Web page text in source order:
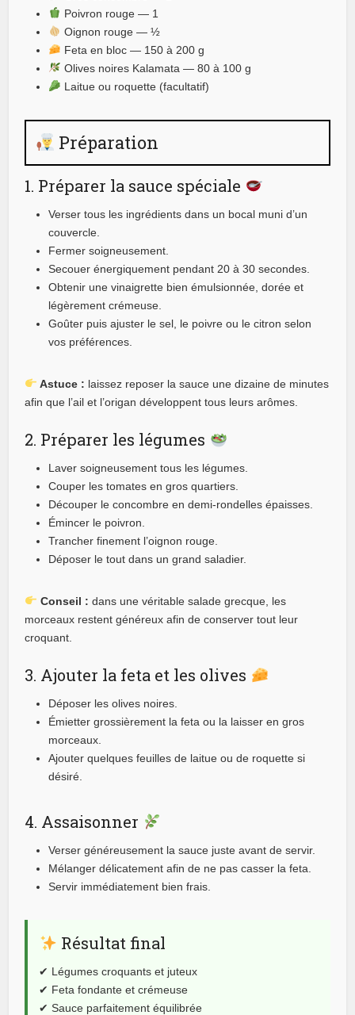
Poivron rouge — 1
Oignon rouge — ½
Feta en bloc — 150 à 200 g
Olives noires Kalamata — 80 à 100 g
Laitue ou roquette (facultatif)
Préparation
1. Préparer la sauce spéciale
Verser tous les ingrédients dans un bocal muni d’un
couvercle.
Fermer soigneusement.
Secouer énergiquement pendant 20 à 30 secondes.
Obtenir une vinaigrette bien émulsionnée, dorée et
légèrement crémeuse.
Goûter puis ajuster le sel, le poivre ou le citron selon
vos préférences.
Astuce : laissez reposer la sauce une dizaine de minutes
afin que l’ail et l’origan développent tous leurs arômes.
2. Préparer les légumes
Laver soigneusement tous les légumes.
Couper les tomates en gros quartiers.
Découper le concombre en demi-rondelles épaisses.
Émincer le poivron.
Trancher finement l’oignon rouge.
Déposer le tout dans un grand saladier.
Conseil : dans une véritable salade grecque, les
morceaux restent généreux afin de conserver tout leur
croquant.
3. Ajouter la feta et les olives
Déposer les olives noires.
Émietter grossièrement la feta ou la laisser en gros
morceaux.
Ajouter quelques feuilles de laitue ou de roquette si
désiré.
4. Assaisonner
Verser généreusement la sauce juste avant de servir.
Mélanger délicatement afin de ne pas casser la feta.
Servir immédiatement bien frais.
Résultat final
✔ Légumes croquants et juteux
✔ Feta fondante et crémeuse
✔ Sauce parfaitement équilibrée